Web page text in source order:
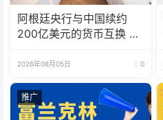
阿根廷央行与中国续约
200亿美元的货币互换 有
2026年08月05日 0
推广